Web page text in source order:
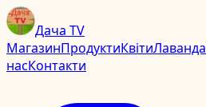
Дача TV
МагазинПродуктиКвітиЛаванда
насКонтакти